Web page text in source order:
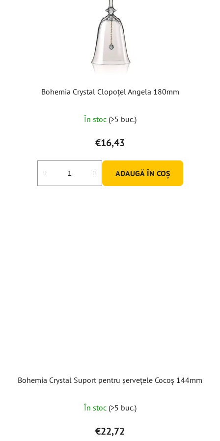
Bohemia Crystal Clopoțel Angela 180mm
medie
a
produsului
este
5,0
În stoc (>5 buc.)
€16,43
ADAUGĂ ÎN COŞ
Bohemia Crystal Suport pentru șervețele Cocoș 144mm
medie
a
produsului
În stoc (>5 buc.)
€22,72